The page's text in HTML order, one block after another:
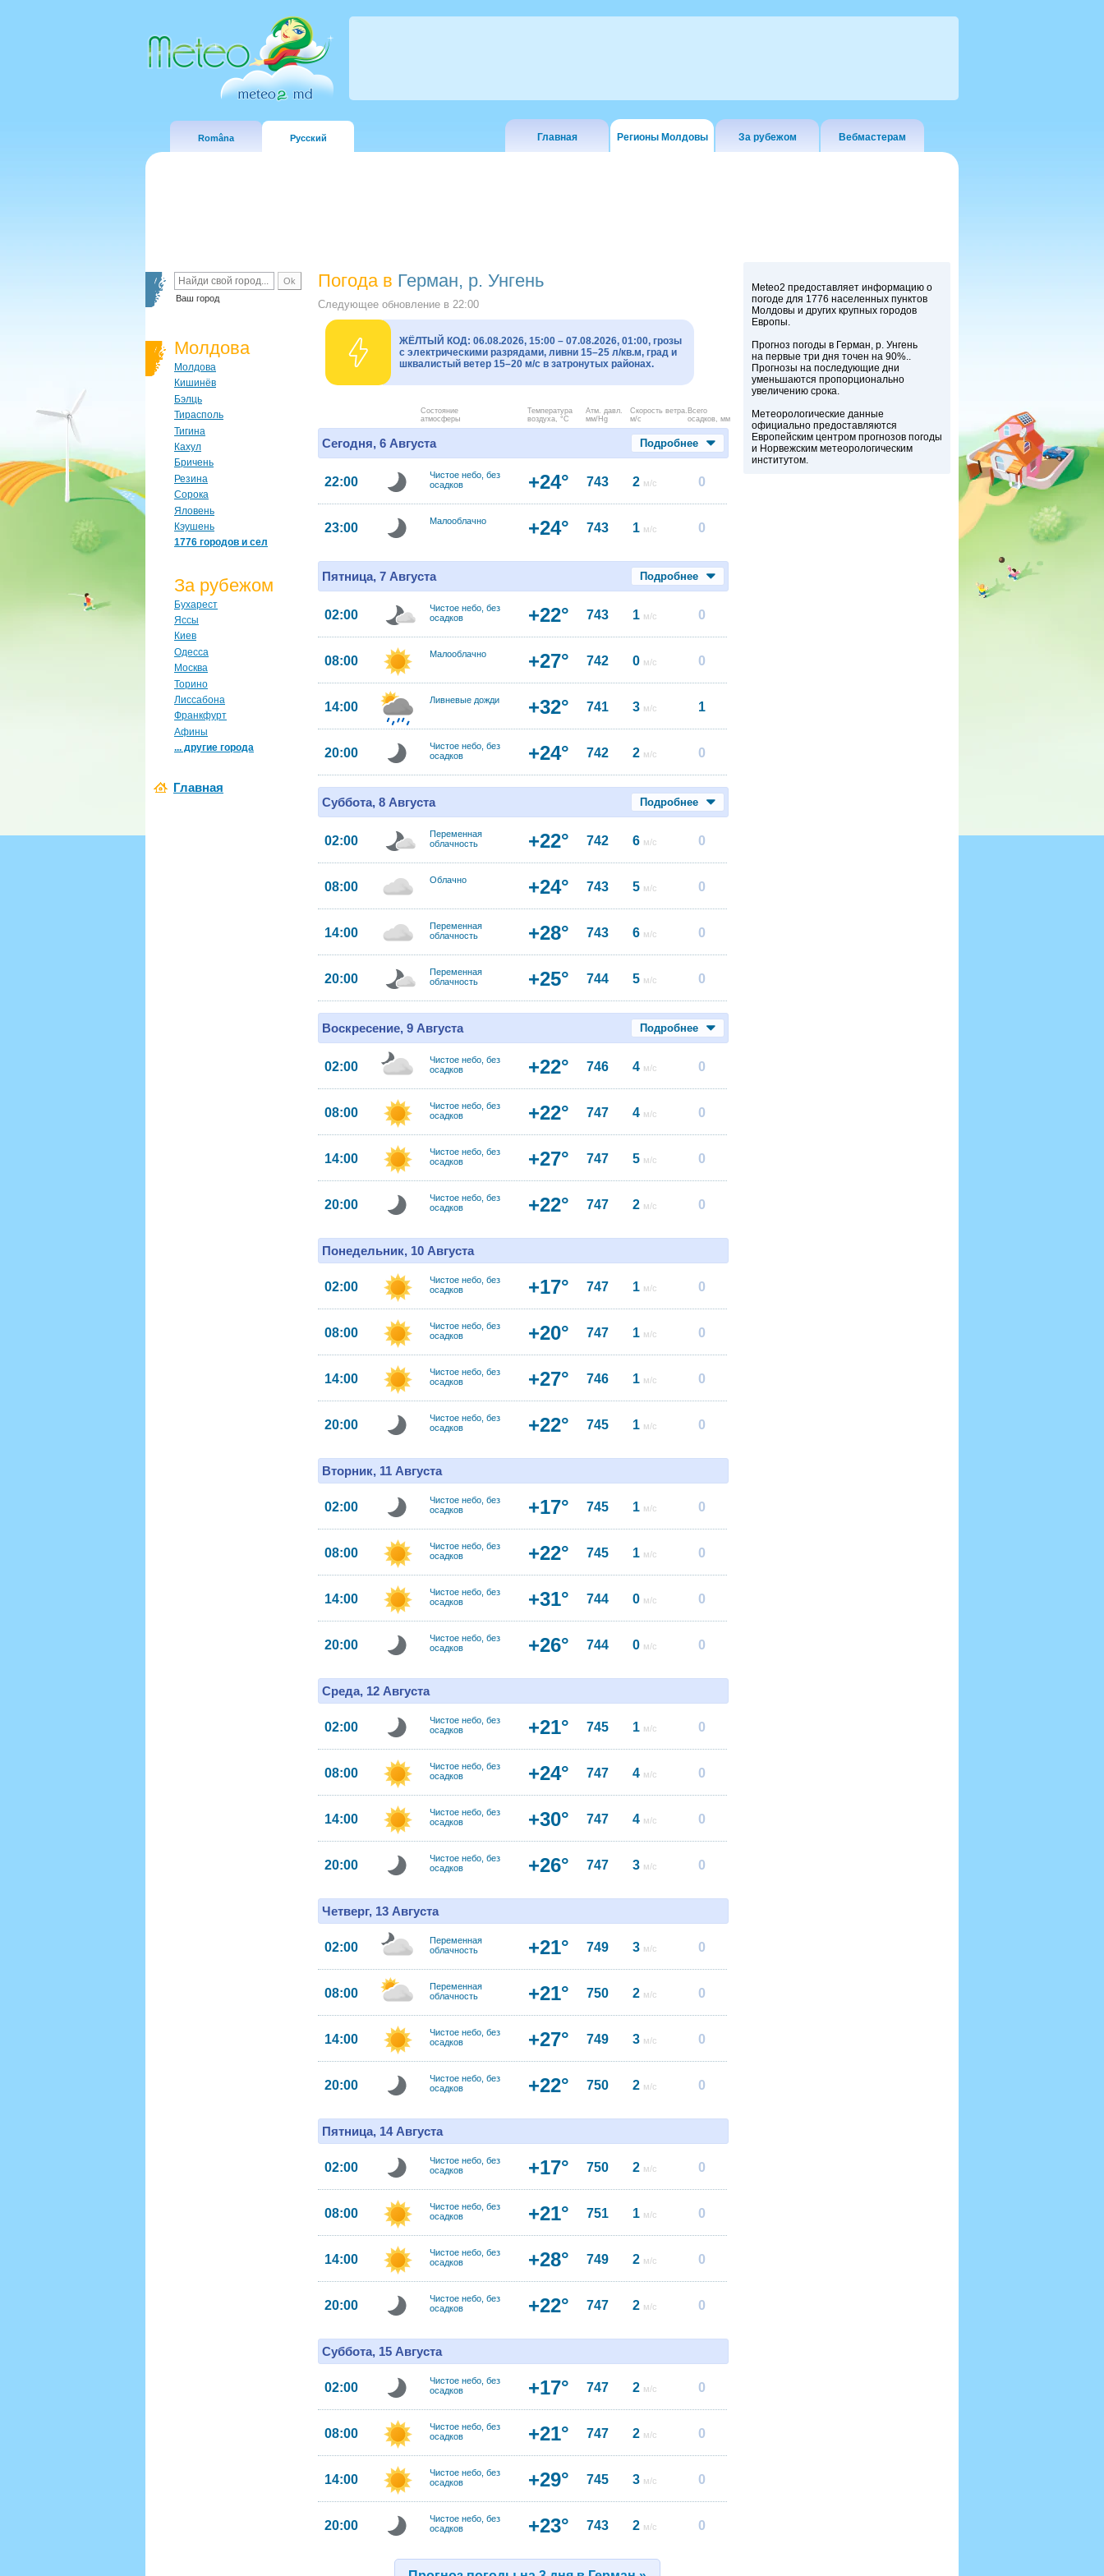
Româna Русский Главная Регионы Молдовы За рубежом Вебмастерам
Ваш город
Молдова
Молдова
Кишинёв
Бэлць
Тирасполь
Тигина
Кахул
Бричень
Резина
Сорока
Яловень
Кэушень
1776 городов и сел
За рубежом
Бухарест
Яссы
Киев
Одесса
Москва
Торино
Лиссабона
Франкфурт
Афины
... другие города
Главная
Погода в Герман, р. Унгень
Следующее обновление в 22:00
ЖЁЛТЫЙ КОД: 06.08.2026, 15:00 – 07.08.2026, 01:00, грозы
с электрическими разрядами, ливни 15–25 л/кв.м, град и
шквалистый ветер 15–20 м/с в затронутых районах.
Состояние
атмосферы
Температура
воздуха, °C
Атм. давл.
мм/Hg
Скорость ветра.
м/с
Всего
осадков, мм
Сегодня, 6 Августа Подробнее
22:00
Чистое небо, без
осадков
+24° 743 2 м/с 0
23:00 Малооблачно +24° 743 1 м/с 0
Пятница, 7 Августа Подробнее
02:00
Чистое небо, без
осадков
+22° 743 1 м/с 0
08:00 Малооблачно +27° 742 0 м/с 0
14:00 Ливневые дожди +32° 741 3 м/с 1
20:00
Чистое небо, без
осадков
+24° 742 2 м/с 0
Суббота, 8 Августа Подробнее
02:00
Переменная
облачность
+22° 742 6 м/с 0
08:00 Облачно +24° 743 5 м/с 0
14:00
Переменная
облачность
+28° 743 6 м/с 0
20:00
Переменная
облачность
+25° 744 5 м/с 0
Воскресение, 9 Августа Подробнее
02:00
Чистое небо, без
осадков
+22° 746 4 м/с 0
08:00
Чистое небо, без
осадков
+22° 747 4 м/с 0
14:00
Чистое небо, без
осадков
+27° 747 5 м/с 0
20:00
Чистое небо, без
осадков
+22° 747 2 м/с 0
Понедельник, 10 Августа
02:00
Чистое небо, без
осадков
+17° 747 1 м/с 0
08:00
Чистое небо, без
осадков
+20° 747 1 м/с 0
14:00
Чистое небо, без
осадков
+27° 746 1 м/с 0
20:00
Чистое небо, без
осадков
+22° 745 1 м/с 0
Вторник, 11 Августа
02:00
Чистое небо, без
осадков
+17° 745 1 м/с 0
08:00
Чистое небо, без
осадков
+22° 745 1 м/с 0
14:00
Чистое небо, без
осадков
+31° 744 0 м/с 0
20:00
Чистое небо, без
осадков
+26° 744 0 м/с 0
Среда, 12 Августа
02:00
Чистое небо, без
осадков
+21° 745 1 м/с 0
08:00
Чистое небо, без
осадков
+24° 747 4 м/с 0
14:00
Чистое небо, без
осадков
+30° 747 4 м/с 0
20:00
Чистое небо, без
осадков
+26° 747 3 м/с 0
Четверг, 13 Августа
02:00
Переменная
облачность
+21° 749 3 м/с 0
08:00
Переменная
облачность
+21° 750 2 м/с 0
14:00
Чистое небо, без
осадков
+27° 749 3 м/с 0
20:00
Чистое небо, без
осадков
+22° 750 2 м/с 0
Пятница, 14 Августа
02:00
Чистое небо, без
осадков
+17° 750 2 м/с 0
08:00
Чистое небо, без
осадков
+21° 751 1 м/с 0
14:00
Чистое небо, без
осадков
+28° 749 2 м/с 0
20:00
Чистое небо, без
осадков
+22° 747 2 м/с 0
Суббота, 15 Августа
02:00
Чистое небо, без
осадков
+17° 747 2 м/с 0
08:00
Чистое небо, без
осадков
+21° 747 2 м/с 0
14:00
Чистое небо, без
осадков
+29° 745 3 м/с 0
20:00
Чистое небо, без
осадков
+23° 743 2 м/с 0
Meteo2 предоставляет информацию о
погоде для 1776 населенных пунктов
Молдовы и других крупных городов
Европы.
Прогноз погоды в Герман, р. Унгень
на первые три дня точен на 90%..
Прогнозы на последующие дни
уменьшаются пропорционально
увеличению срока.
Метеорологические данные
официально предоставляются
Европейским центром прогнозов погоды
и Норвежским метеорологическим
институтом.